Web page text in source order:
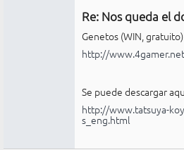
Re: Nos queda el
Genetos (WIN, gratuito)
http://
Se puede descargar
http://www.tatsuya-
s_eng.html